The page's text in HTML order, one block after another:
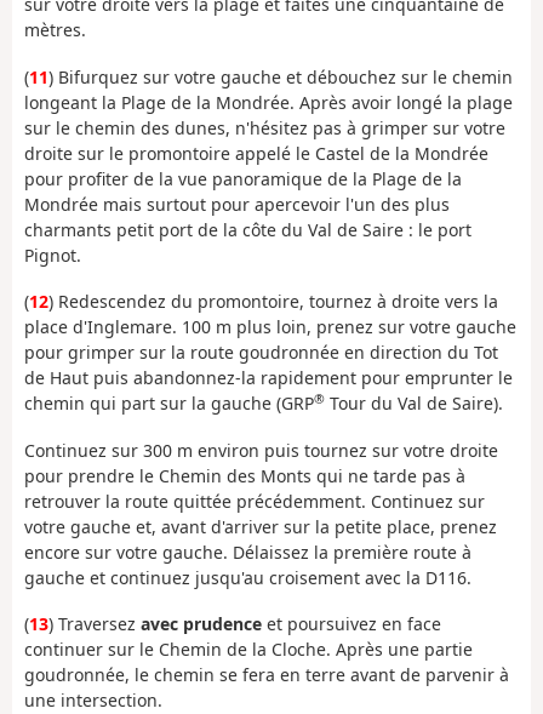
sur votre droite vers la plage et faites une cinquantaine de
mètres.
(11) Bifurquez sur votre gauche et débouchez sur le chemin
longeant la Plage de la Mondrée. Après avoir longé la plage
sur le chemin des dunes, n'hésitez pas à grimper sur votre
droite sur le promontoire appelé le Castel de la Mondrée
pour profiter de la vue panoramique de la Plage de la
Mondrée mais surtout pour apercevoir l'un des plus
charmants petit port de la côte du Val de Saire : le port
Pignot.
(12) Redescendez du promontoire, tournez à droite vers la
place d'Inglemare. 100 m plus loin, prenez sur votre gauche
pour grimper sur la route goudronnée en direction du Tot
de Haut puis abandonnez-la rapidement pour emprunter le
chemin qui part sur la gauche (GRP® Tour du Val de Saire).
Continuez sur 300 m environ puis tournez sur votre droite
pour prendre le Chemin des Monts qui ne tarde pas à
retrouver la route quittée précédemment. Continuez sur
votre gauche et, avant d'arriver sur la petite place, prenez
encore sur votre gauche. Délaissez la première route à
gauche et continuez jusqu'au croisement avec la D116.
(13) Traversez avec prudence et poursuivez en face
continuer sur le Chemin de la Cloche. Après une partie
goudronnée, le chemin se fera en terre avant de parvenir à
une intersection.